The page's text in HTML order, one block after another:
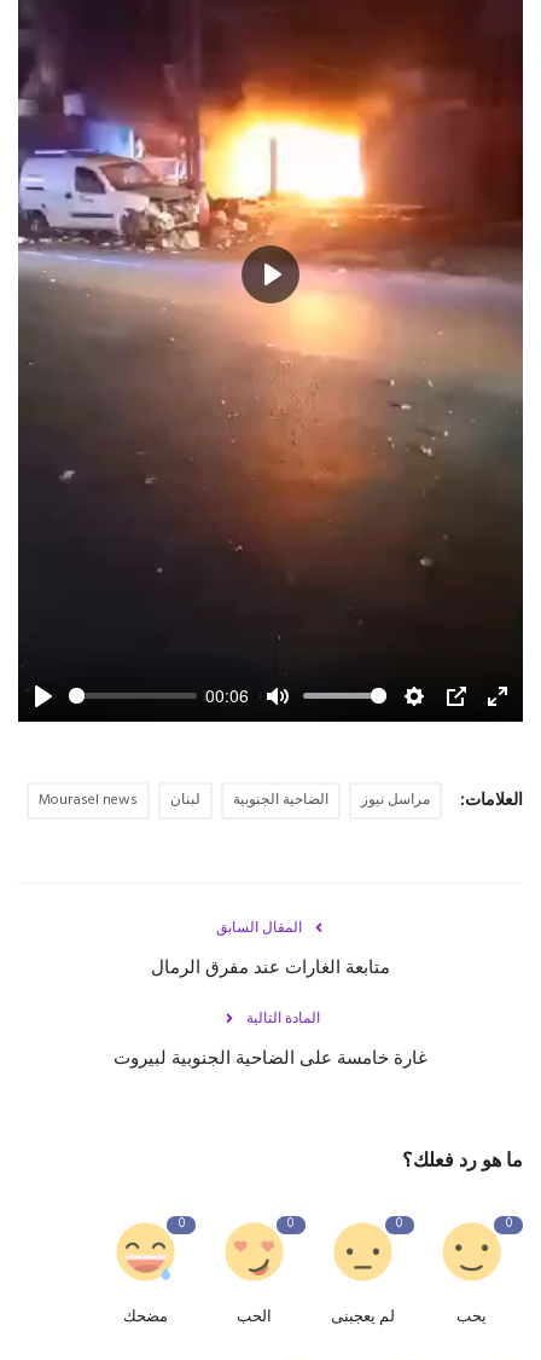
Play
00:06
Mute
Settings
PIP
Enter
Play
العلامات: مراسل نيوز الضاحية الجنوبية لبنان Mourasel news
المقال السابق
متابعة الغارات عند مفرق الرمال
المادة التالية
غارة خامسة على الضاحية الجنوبية لبيروت
ما هو رد فعلك؟
0
يحب
0
لم يعجبنى
0
الحب
0
مضحك